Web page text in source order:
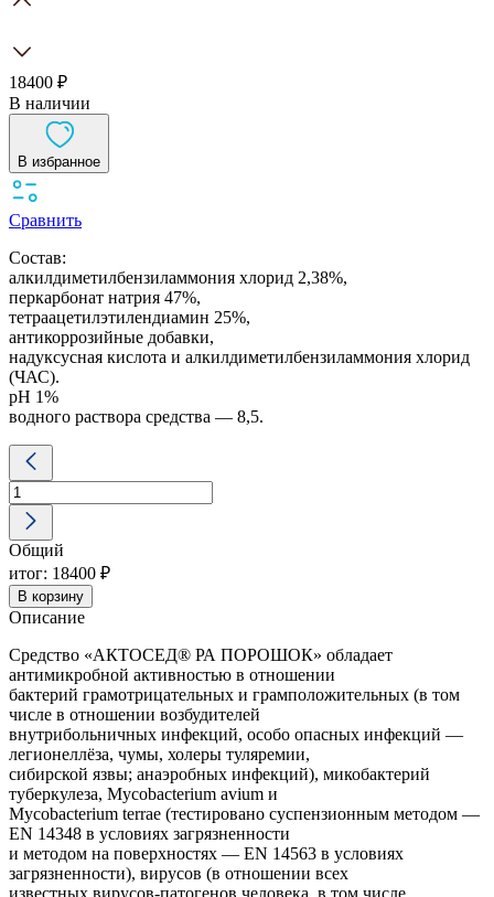
18400 ₽
В наличии
В избранное
Сравнить
Состав:
алкилдиметилбензиламмония хлорид 2,38%,
перкарбонат натрия 47%,
тетраацетилэтилендиамин 25%,
антикоррозийные добавки,
надуксусная кислота и алкилдиметилбензиламмония хлорид
(ЧАС).
pH 1%
водного раствора средства — 8,5.
Количество
товара
АКТОСЕД
РА
(порошок)
дезинфицирующее
средство
5
кг
Общий
итог: 18400 ₽
В корзину
Описание
Средство «АКТОСЕД® РА ПОРОШОК» обладает
антимикробной активностью в отношении
бактерий грамотрицательных и грамположительных (в том
числе в отношении возбудителей
внутрибольничных инфекций, особо опасных инфекций —
легионеллёза, чумы, холеры туляремии,
сибирской язвы; анаэробных инфекций), микобактерий
туберкулеза, Mycobacterium avium и
Mycobacterium terrae (тестировано суспензионным методом —
EN 14348 в условиях загрязненности
и методом на поверхностях — EN 14563 в условиях
загрязненности), вирусов (в отношении всех
известных вирусов-патогенов человека, в том числе